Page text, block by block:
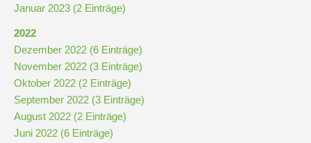
Schulbuchordnung
Pausenordnung
Handynutzung
Januar 2023 (2 Einträge)
2022
Dezember 2022 (6 Einträge)
November 2022 (3 Einträge)
Oktober 2022 (2 Einträge)
September 2022 (3 Einträge)
August 2022 (2 Einträge)
Juni 2022 (6 Einträge)